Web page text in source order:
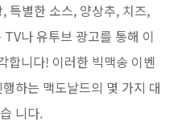
특별한 소스, 양상추, 치즈,
나 유투브 광고를 통해 이
합니다! 이러한 빅맥송 이벤
하는 맥도날드의 몇 가지 대
니다.